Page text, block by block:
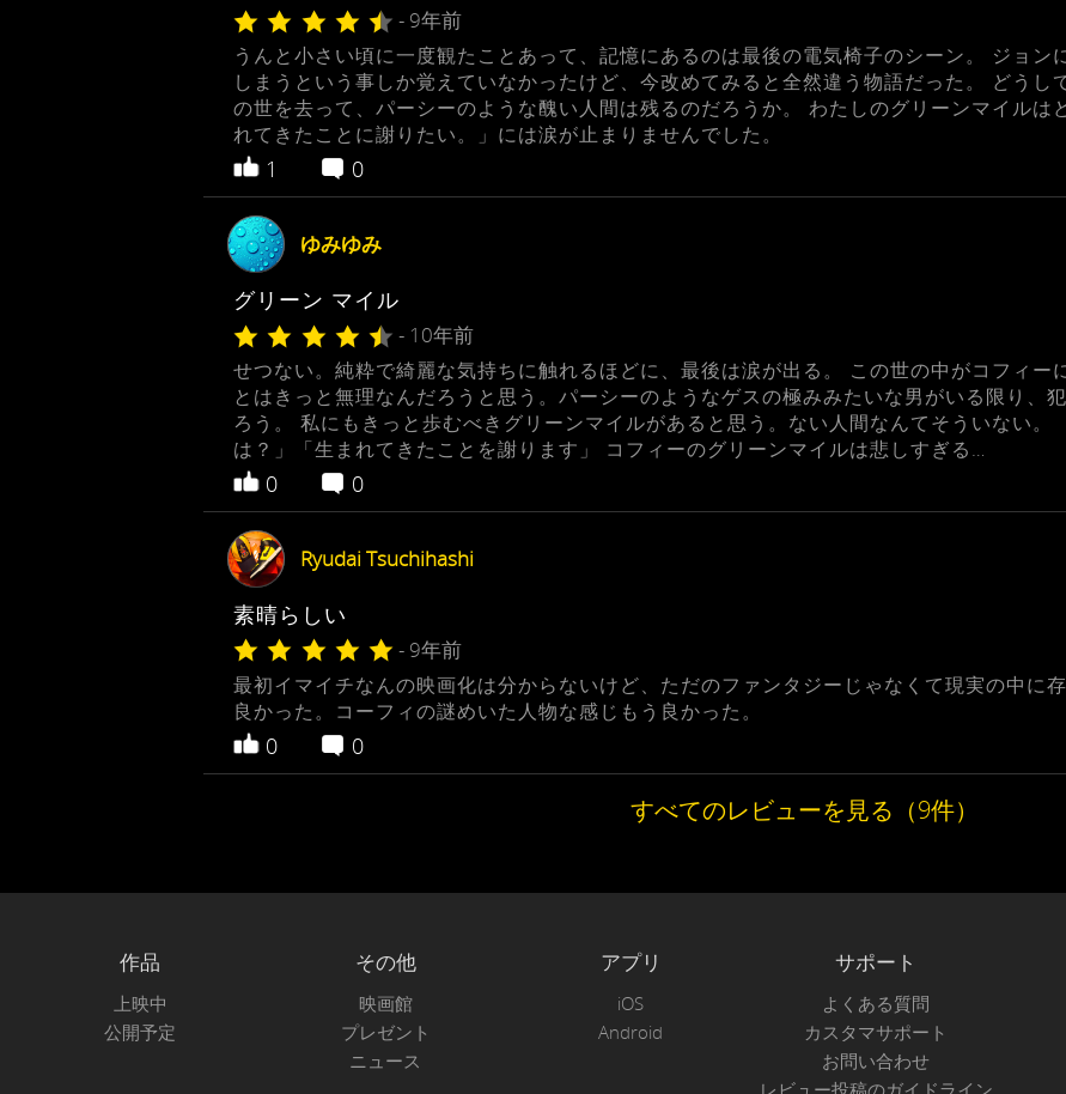
- 9年前
うんと小さい頃に一度観たことあって、記憶にあるのは最後の電気椅子のシーン。 ジョン
しまうという事しか覚えていなかったけど、今改めてみると全然違う物語だった。 どうし
の世を去って、パーシーのような醜い人間は残るのだろうか。 わたしのグリーンマイルは
れてきたことに謝りたい。」には涙が止まりませんでした。
1 0
ゆみゆみ
グリーン マイル
- 10年前
せつない。純粋で綺麗な気持ちに触れるほどに、最後は涙が出る。 この世の中がコフィー
とはきっと無理なんだろうと思う。パーシーのようなゲスの極みみたいな男がいる限り、
ろう。 私にもきっと歩むべきグリーンマイルがあると思う。ない人間なんてそういない。
は？」「生まれてきたことを謝ります」 コフィーのグリーンマイルは悲しすぎる…
0 0
Ryudai Tsuchihashi
素晴らしい
- 9年前
最初イマイチなんの映画化は分からないけど、ただのファンタジーじゃなくて現実の中に
良かった。コーフィの謎めいた人物な感じもう良かった。
0 0
すべてのレビューを見る（9件）
作品
上映中
公開予定
その他
映画館
プレゼント
ニュース
アプリ
iOS
Android
サポート
よくある質問
カスタマサポート
お問い合わせ